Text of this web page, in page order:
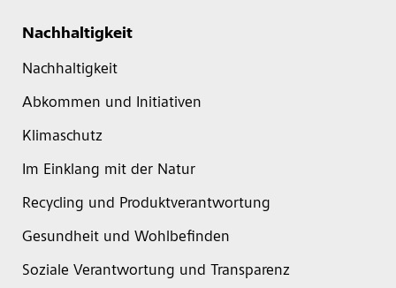
Nachhaltigkeit
Nachhaltigkeit
Abkommen und Initiativen
Klimaschutz
Im Einklang mit der Natur
Recycling und Produktverantwortung
Gesundheit und Wohlbefinden
Soziale Verantwortung und Transparenz